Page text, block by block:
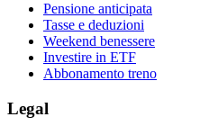
Pensione anticipata
Tasse e deduzioni
Weekend benessere
Investire in ETF
Abbonamento treno
Legal